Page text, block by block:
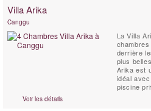
spot de
Villa Arika
Canggu
La Villa
derrière
plus belles
Arika est
idéal
piscine
sur la
Voir les détails